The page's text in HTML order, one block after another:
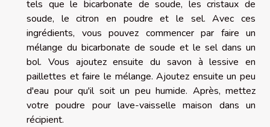
tels que le bicarbonate de soude, les cristaux de
soude, le citron en poudre et le sel. Avec ces
ingrédients, vous pouvez commencer par faire un
mélange du bicarbonate de soude et le sel dans un
bol. Vous ajoutez ensuite du savon à lessive en
paillettes et faire le mélange. Ajoutez ensuite un peu
d'eau pour qu'il soit un peu humide. Après, mettez
votre poudre pour lave-vaisselle maison dans un
récipient.